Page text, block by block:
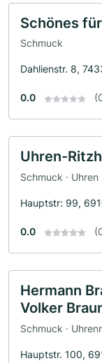
Schönes
Schmuck
Dahlienstr. 8,
0.0
Uhren-
Schmuck · Uhren
Hauptstr: 99,
0.0
Hermann
Volker
Schmuck ·
Hauptstr. 100,